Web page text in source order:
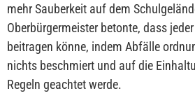
mehr Sauberkeit auf dem
Oberbürgermeister betonte, dass
beitragen könne, indem Abfälle
nichts beschmiert und auf die
Regeln geachtet werde.